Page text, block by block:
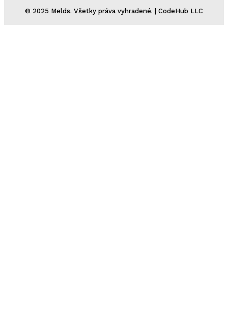
© 2025 Melds. Všetky práva vyhradené. | CodeHub LLC